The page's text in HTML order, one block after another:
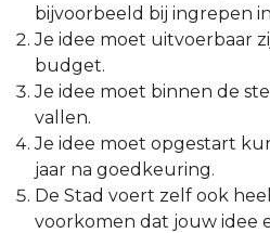
bijvoorbeeld bij ingrepen
Je idee moet uitvoerbaar
budget.
Je idee moet binnen de
vallen.
Je idee moet opgestart
jaar na goedkeuring.
De Stad voert zelf ook
voorkomen dat jouw idee